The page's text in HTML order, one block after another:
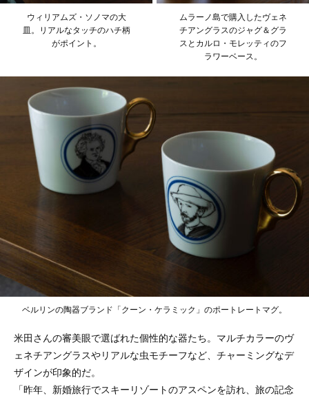
ウィリアムズ・ソノマの大
皿。リアルなタッチのハチ柄
がポイント。
ムラーノ島で購入したヴェネ
チアングラスのジャグ＆グラ
スとカルロ・モレッティのフ
ラワーベース。
ベルリンの陶器ブランド「クーン・ケラミック」のポートレートマグ。
米田さんの審美眼で選ばれた個性的な器たち。マルチカラーのヴ
ェネチアングラスやリアルな虫モチーフなど、チャーミングなデ
ザインが印象的だ。
「昨年、新婚旅行でスキーリゾートのアスペンを訪れ、旅の記念